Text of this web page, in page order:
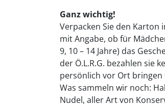
Ganz wichtig!
Verpacken Sie den Karton
mit Angabe, ob für
9, 10 – 14 Jahre) das
der Ö.L.R.G. bezahlen sie
persönlich vor Ort bringen
Was sammeln wir noch:
Nudel, aller Art von